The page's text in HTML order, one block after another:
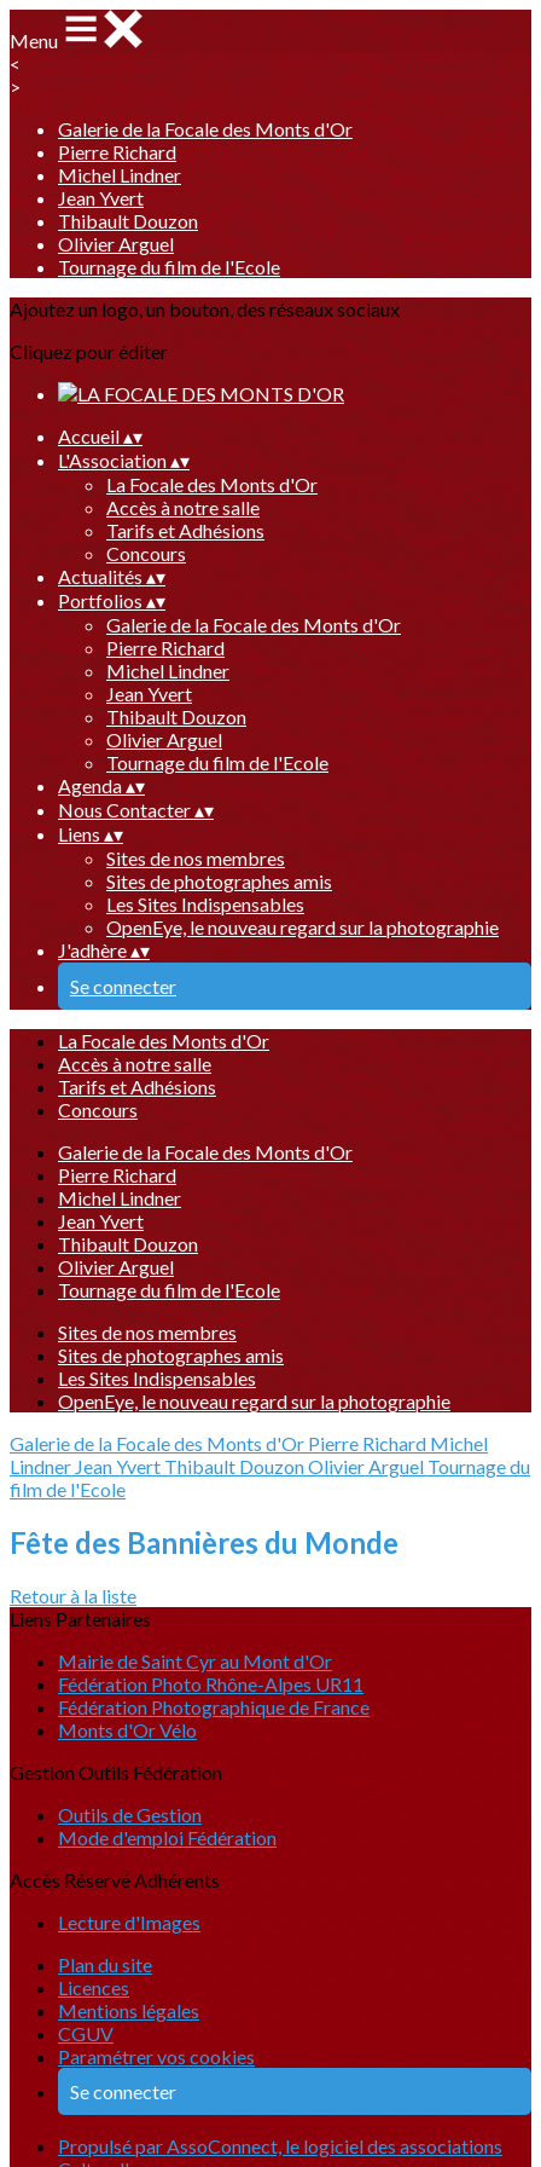
Menu
<
>
Galerie de la Focale des Monts d'Or
Pierre Richard
Michel Lindner
Jean Yvert
Thibault Douzon
Olivier Arguel
Tournage du film de l'Ecole
Ajoutez un logo, un bouton, des réseaux sociaux
Cliquez pour éditer
Accueil▴▾
L'Association▴▾
La Focale des Monts d'Or
Accès à notre salle
Tarifs et Adhésions
Concours
Actualités ▴▾
Portfolios▴▾
Galerie de la Focale des Monts d'Or
Pierre Richard
Michel Lindner
Jean Yvert
Thibault Douzon
Olivier Arguel
Tournage du film de l'Ecole
Agenda▴▾
Nous Contacter▴▾
Liens ▴▾
Sites de nos membres
Sites de photographes amis
Les Sites Indispensables
OpenEye, le nouveau regard sur la photographie
J'adhère▴▾
Se connecter
La Focale des Monts d'Or
Accès à notre salle
Tarifs et Adhésions
Concours
Galerie de la Focale des Monts d'Or
Pierre Richard
Michel Lindner
Jean Yvert
Thibault Douzon
Olivier Arguel
Tournage du film de l'Ecole
Sites de nos membres
Sites de photographes amis
Les Sites Indispensables
OpenEye, le nouveau regard sur la photographie
Galerie de la Focale des Monts d'Or Pierre Richard Michel
Lindner Jean Yvert Thibault DouzonOlivier Arguel Tournage du
film de l'Ecole
Fête des Bannières du Monde
Retour à la liste
Liens Partenaires
Mairie de Saint Cyr au Mont d'Or
Fédération Photo Rhône-Alpes UR11
Fédération Photographique de France
Monts d'Or Vélo
Gestion Outils Fédération
Outils de Gestion
Mode d'emploi Fédération
Accès Réservé Adhérents
Lecture d'Images
Plan du site
Licences
Mentions légales
CGUV
Paramétrer vos cookies
Se connecter
Propulsé par AssoConnect, le logiciel des associations